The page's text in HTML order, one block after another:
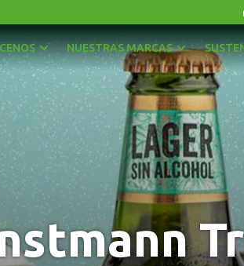
NUESTRAS MARCAS
AGUAS
BEBIDAS CON GAS
CERVEZAS
ENERGÉTICAS Y DEPORTIVAS
JUGOS, NÉCTARES Y BEBIDAS EN
OTRAS BEBIDAS
PISCOS Y LICORES
SIDRA
VINOS Y